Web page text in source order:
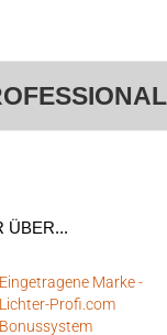
ÜBER...
Eingetragene Marke -
Lichter-Profi.com
Bonussystem